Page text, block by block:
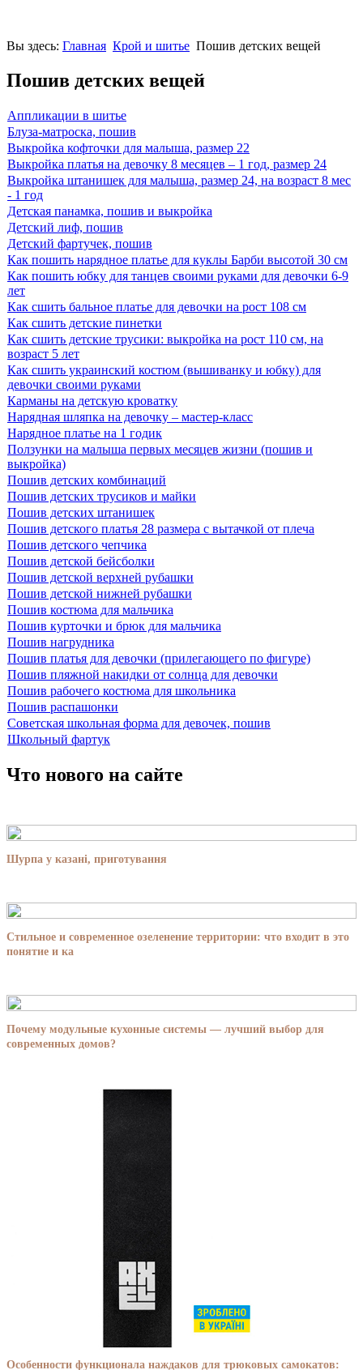
Вы здесь: Главная Крой и шитье Пошив детских вещей
Пошив детских вещей
Аппликации в шитье
Блуза-матроска, пошив
Выкройка кофточки для малыша, размер 22
Выкройка платья на девочку 8 месяцев – 1 год, размер 24
Выкройка штанишек для малыша, размер 24, на возраст 8 мес
- 1 год
Детская панамка, пошив и выкройка
Детский лиф, пошив
Детский фартучек, пошив
Как пошить нарядное платье для куклы Барби высотой 30 см
Как пошить юбку для танцев своими руками для девочки 6-9
лет
Как сшить бальное платье для девочки на рост 108 см
Как сшить детские пинетки
Как сшить детские трусики: выкройка на рост 110 см, на
возраст 5 лет
Как сшить украинский костюм (вышиванку и юбку) для
девочки своими руками
Карманы на детскую кроватку
Нарядная шляпка на девочку – мастер-класс
Нарядное платье на 1 годик
Ползунки на малыша первых месяцев жизни (пошив и
выкройка)
Пошив детских комбинаций
Пошив детских трусиков и майки
Пошив детских штанишек
Пошив детского платья 28 размера с вытачкой от плеча
Пошив детского чепчика
Пошив детской бейсболки
Пошив детской верхней рубашки
Пошив детской нижней рубашки
Пошив костюма для мальчика
Пошив курточки и брюк для мальчика
Пошив нагрудника
Пошив платья для девочки (прилегающего по фигуре)
Пошив пляжной накидки от солнца для девочки
Пошив рабочего костюма для школьника
Пошив распашонки
Советская школьная форма для девочек, пошив
Школьный фартук
Что нового на сайте
Шурпа у казані, приготування
Стильное и современное озеленение территории: что входит в это
понятие и ка
Почему модульные кухонные системы — лучший выбор для
современных домов?
Особенности функционала наждаков для трюковых самокатов: